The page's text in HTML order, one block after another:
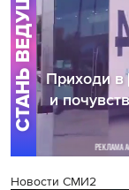
Новости СМИ2